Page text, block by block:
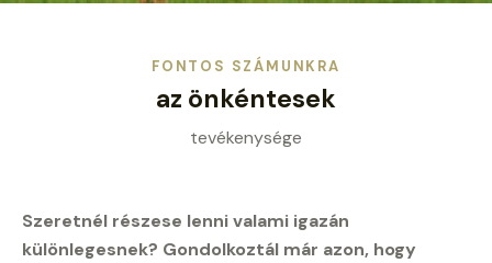
FONTOS SZÁMUNKRA
az önkéntesek
tevékenysége
Szeretnél részese lenni valami igazán
különlegesnek? Gondolkoztál már azon, hogy